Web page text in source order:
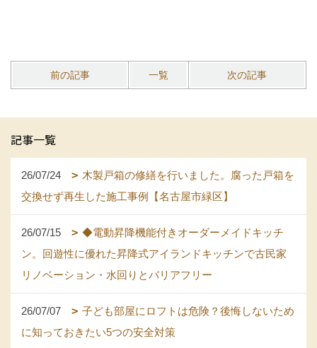
前の記事 一覧 次の記事
記事一覧
26/07/24
木製戸箱の修繕を行いました。腐った戸箱を
交換せず再生した施工事例【名古屋市緑区】
26/07/15
◆電動昇降機能付きオーダーメイドキッチ
ン。回遊性に優れた昇降式アイランドキッチンで古民家
リノベーション・水回りとバリアフリー
26/07/07
子ども部屋にロフトは危険？後悔しないため
に知っておきたい5つの安全対策